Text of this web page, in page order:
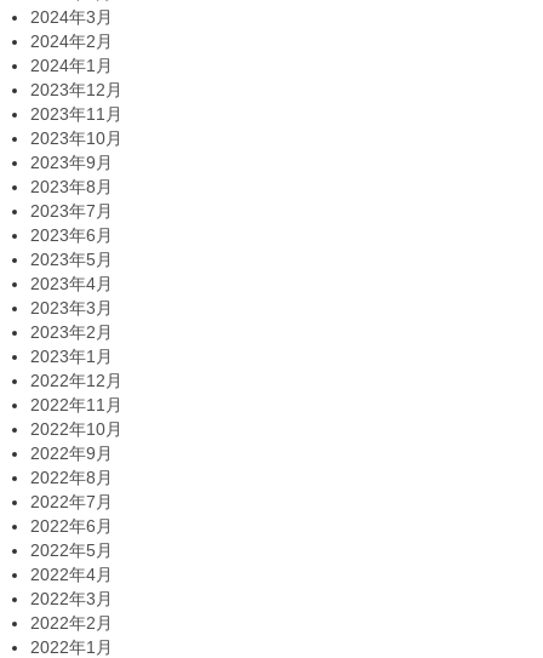
2024年3月
2024年2月
2024年1月
2023年12月
2023年11月
2023年10月
2023年9月
2023年8月
2023年7月
2023年6月
2023年5月
2023年4月
2023年3月
2023年2月
2023年1月
2022年12月
2022年11月
2022年10月
2022年9月
2022年8月
2022年7月
2022年6月
2022年5月
2022年4月
2022年3月
2022年2月
2022年1月